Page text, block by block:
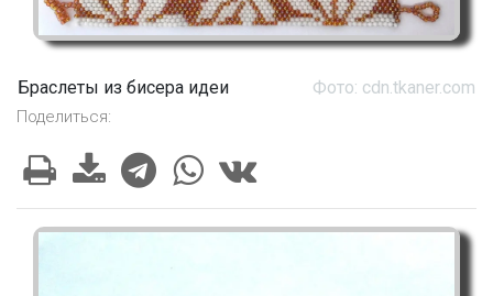
Браслеты из бисера идеи Фото: cdn.tkaner.com
Поделиться: